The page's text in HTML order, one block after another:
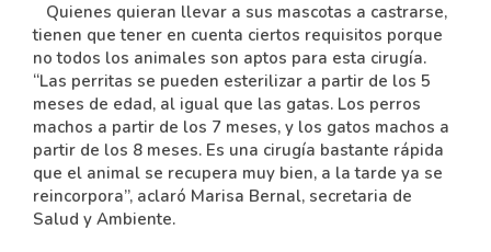
Quienes quieran llevar a sus mascotas a castrarse,
tienen que tener en cuenta ciertos requisitos porque
no todos los animales son aptos para esta cirugía.
“Las perritas se pueden esterilizar a partir de los 5
meses de edad, al igual que las gatas. Los perros
machos a partir de los 7 meses, y los gatos machos a
partir de los 8 meses. Es una cirugía bastante rápida
que el animal se recupera muy bien, a la tarde ya se
reincorpora”, aclaró Marisa Bernal, secretaria de
Salud y Ambiente.